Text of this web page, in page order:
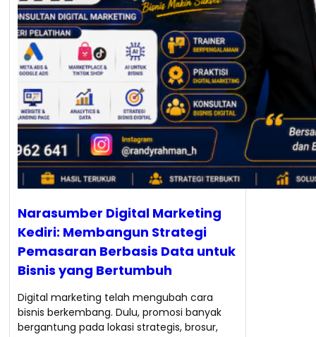
Narasumber Digital Marketing
Kediri: Membangun Strategi
Pemasaran Berbasis Data untuk
Bisnis yang Bertumbuh
Digital marketing telah mengubah cara
bisnis berkembang. Dulu, promosi banyak
bergantung pada lokasi strategis, brosur,